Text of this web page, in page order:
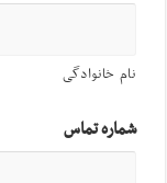
نام خانوادگی
شماره تماس